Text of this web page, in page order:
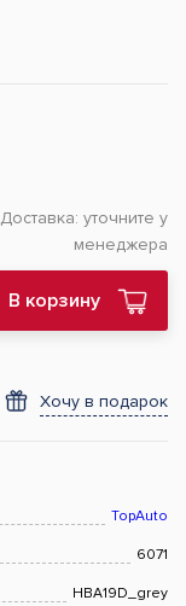
Доставка: уточните у
менеджера
В корзину
Хочу в подарок
TopAuto
6071
HBA19D_grey